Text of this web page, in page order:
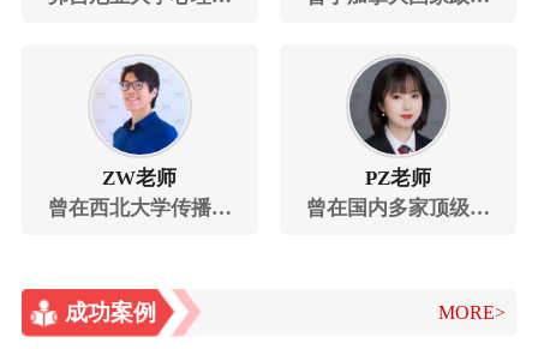
百强企业工作经历
ZW老师
曾在西北大学传播学
PZ老师
曾在国内多家顶级律
成功案例 MORE>